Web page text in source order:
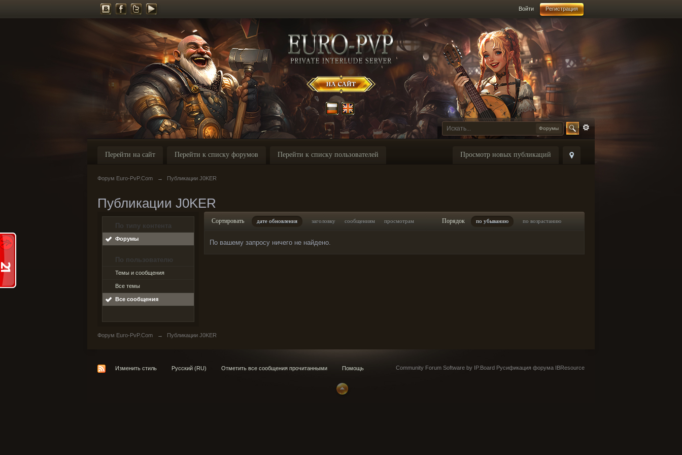
Войти Регистрация
Форумы
Просмотр новых публикаций
Перейти на сайт Перейти к списку форумов Перейти к списку пользователей
Форум Euro-PvP.Com → Публикации J0KER
Публикации J0KER
По типу контента
Форумы
По пользователю
Темы и сообщения
Все темы
Все сообщения
Сортировать дате обновления заголовку сообщениям просмотрам Порядок по убыванию по возрастанию
По вашему запросу ничего не найдено.
Форум Euro-PvP.Com → Публикации J0KER
Изменить стиль Русский (RU) Отметить все сообщения прочитанными Помощь Community Forum Software by IP.Board Русификация форума IBResource